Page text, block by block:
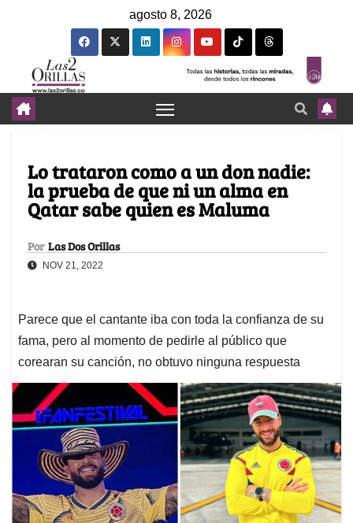
agosto 8, 2026
Lo trataron como a un don nadie:
la prueba de que ni un alma en
Qatar sabe quien es Maluma
Por Las Dos Orillas
NOV 21, 2022
Parece que el cantante iba con toda la confianza de su
fama, pero al momento de pedirle al público que
corearan su canción, no obtuvo ninguna respuesta